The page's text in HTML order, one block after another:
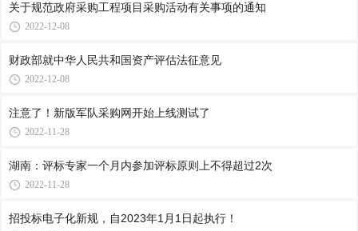
关于规范政府采购工程项目采购活动有关事项的通知
2022-12-08
财政部就中华人民共和国资产评估法征意见
2022-12-08
注意了！新版军队采购网开始上线测试了
2022-11-28
湖南：评标专家一个月内参加评标原则上不得超过2次
2022-11-28
招投标电子化新规，自2023年1月1日起执行！